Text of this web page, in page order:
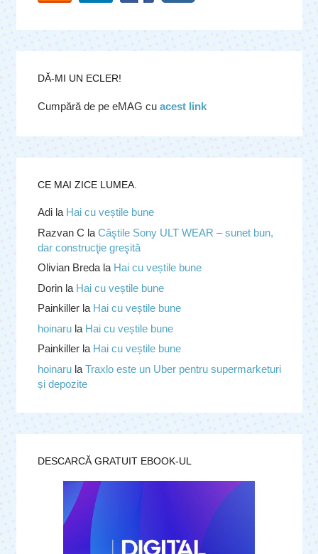
DĂ-MI UN ECLER!
Cumpără de pe eMAG cu acest link
CE MAI ZICE LUMEA.
Adila Hai cu veștile bune
Razvan C la Căştile Sony ULT WEAR – sunet bun,
dar construcţie greşită
Olivian Bredala Hai cu veștile bune
Dorinla Hai cu veștile bune
Painkillerla Hai cu veștile bune
hoinarula Hai cu veștile bune
Painkillerla Hai cu veștile bune
hoinarula Traxlo este un Uber pentru supermarketuri
și depozite
DESCARCĂ GRATUIT EBOOK-UL